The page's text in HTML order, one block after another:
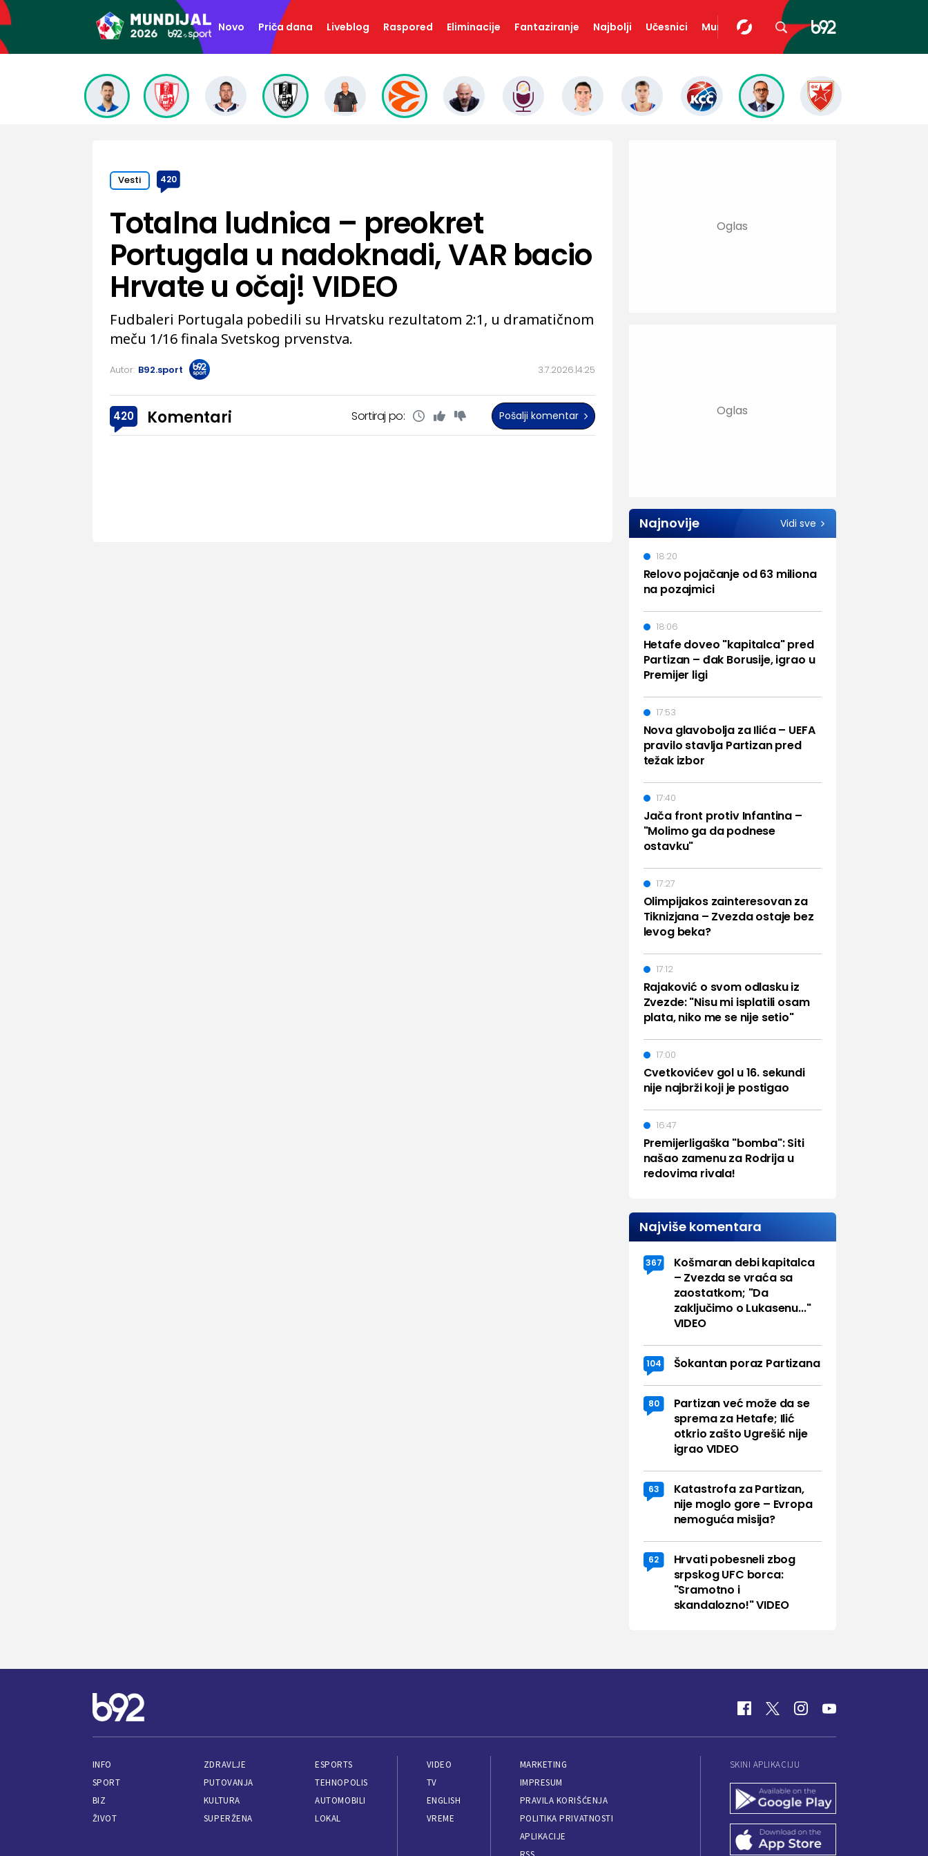
Novo Priča dana Liveblog Raspored Eliminacije Fantaziranje Najbolji Učesnici Mundopedija
Vesti 420
3.7.2026.4:25
Totalna ludnica – preokret
Portugala u nadoknadi, VAR bacio
Hrvate u očaj! VIDEO
Fudbaleri Portugala pobedili su Hrvatsku rezultatom 2:1, u dramatičnom
meču 1/16 finala Svetskog prvenstva.
Autor: B92.sport
420 Komentari Sortiraj po: Pošalji komentar
Najnovije Vidi sve
Relovo pojačanje od 63 miliona
na pozajmici
18:20
Hetafe doveo "kapitalca" pred
Partizan – đak Borusije, igrao u
Premijer ligi
18:06
Nova glavobolja za Ilića – UEFA
pravilo stavlja Partizan pred
težak izbor
17:53
Jača front protiv Infantina –
"Molimo ga da podnese
ostavku"
17:40
Olimpijakos zainteresovan za
Tiknizjana – Zvezda ostaje bez
levog beka?
17:27
Rajaković o svom odlasku iz
Zvezde: "Nisu mi isplatili osam
plata, niko me se nije setio"
17:12
Cvetkovićev gol u 16. sekundi
nije najbrži koji je postigao
17:00
Premijerligaška "bomba": Siti
našao zamenu za Rodrija u
redovima rivala!
16:47
Najviše komentara
367
Košmaran debi kapitalca
– Zvezda se vraća sa
zaostatkom; "Da
zaključimo o Lukasenu..."
VIDEO
104 Šokantan poraz Partizana
80
Partizan već može da se
sprema za Hetafe; Ilić
otkrio zašto Ugrešić nije
igrao VIDEO
63
Katastrofa za Partizan,
nije moglo gore – Evropa
nemoguća misija?
62
Hrvati pobesneli zbog
srpskog UFC borca:
"Sramotno i
skandalozno!" VIDEO
INFO
SPORT
BIZ
ŽIVOT
ZDRAVLJE
PUTOVANJA
KULTURA
SUPERŽENA
ESPORTS
TEHNOPOLIS
AUTOMOBILI
LOKAL
VIDEO
TV
ENGLISH
VREME
MARKETING
IMPRESUM
PRAVILA KORIŠĆENJA
POLITIKA PRIVATNOSTI
APLIKACIJE
SKINI APLIKACIJU